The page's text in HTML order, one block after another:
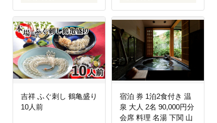
吉祥 ふぐ刺し 鶴亀盛り
10人前
宿泊 券 1泊2食付き 温
泉 大人 2名 90,000円分
会席 料理 名湯 下関 山